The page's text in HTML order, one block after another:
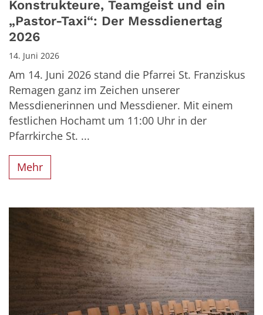
Konstrukteure, Teamgeist und ein
„Pastor-Taxi“: Der Messdienertag
2026
14. Juni 2026
Am 14. Juni 2026 stand die Pfarrei St. Franziskus
Remagen ganz im Zeichen unserer
Messdienerinnen und Messdiener. Mit einem
festlichen Hochamt um 11:00 Uhr in der
Pfarrkirche St. ...
Mehr